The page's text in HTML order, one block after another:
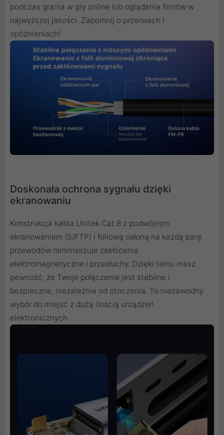
podczas grania w gry online lub oglądania filmów w
najwyższej jakości. Zapomnij o przerwach i
opóźnieniach!
Doskonała ochrona sygnału dzięki
ekranowaniu
Konstrukcja kabla Unitek Cat 8 z podwójnym
ekranowaniem (S/FTP) i foliową osłoną na każdą parę
przewodów minimalizuje zakłócenia
elektromagnetyczne i przesłuchy. Dzięki temu masz
pewność, że Twoje połączenie jest stabilne i
bezpieczne, niezależnie od otoczenia. To niezawodny
wybór do miejsc z dużą ilością urządzeń
elektronicznych.